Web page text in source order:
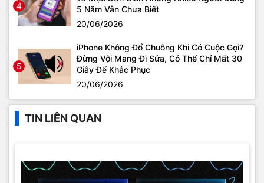
4
5 Năm Vẫn Chưa Biết
20/06/2026
5
iPhone Không Đổ Chuông Khi Có Cuộc Gọi?
Đừng Vội Mang Đi Sửa, Có Thể Chỉ Mất 30
Giây Để Khắc Phục
20/06/2026
TIN LIÊN QUAN